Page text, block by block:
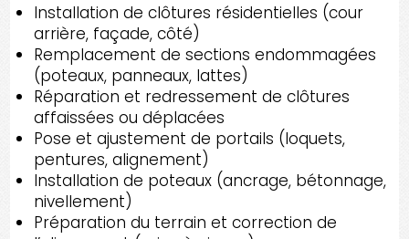
Installation de clôtures résidentielles (cour
arrière, façade, côté)
Remplacement de sections endommagées
(poteaux, panneaux, lattes)
Réparation et redressement de clôtures
affaissées ou déplacées
Pose et ajustement de portails (loquets,
pentures, alignement)
Installation de poteaux (ancrage, bétonnage,
nivellement)
Préparation du terrain et correction de